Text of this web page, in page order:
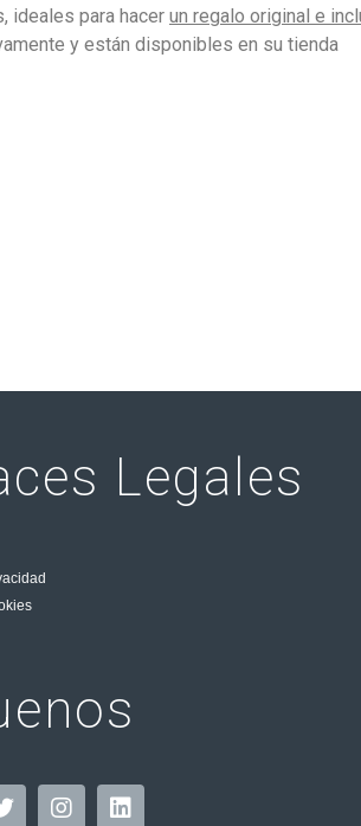
ideales para hacer un regalo original e
y están disponibles en su tienda
Legales